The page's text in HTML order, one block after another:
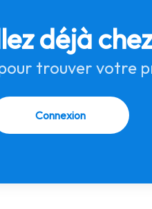
déjà
trouver votre
Connexion